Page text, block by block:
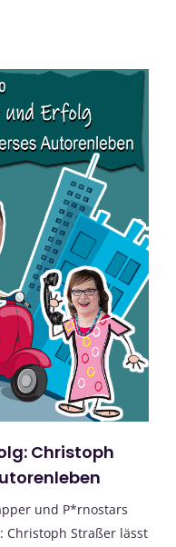
Christoph
und P*rnostars
Christoph Straßer lässt